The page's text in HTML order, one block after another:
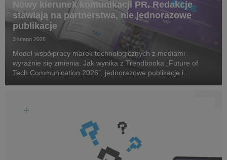
Nowy kierunek komunikacji PR. Redakcje
stawiają na partnerstwa, nie jednorazowe
publikacje
3 lutego 2026
Model współpracy marek technologicznych z mediami
wyraźnie się zmienia. Jak wynika z Trendbooka „Future of
Tech Communication 2026”, jednorazowe publikacje i